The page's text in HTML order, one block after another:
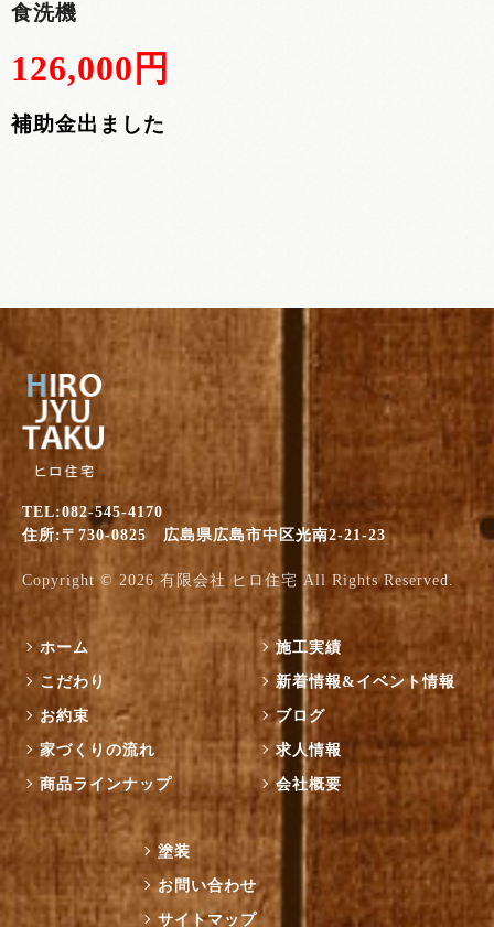
食洗機
126,000円
補助金出ました
TEL:082-545-4170
住所:〒730-0825 広島県広島市中区光南2-21-23
Copyright © 2026 有限会社 ヒロ住宅 All Rights Reserved.
ホーム
こだわり
お約束
家づくりの流れ
商品ラインナップ
施工実績
新着情報&イベント情報
ブログ
求人情報
会社概要
塗装
お問い合わせ
サイトマップ